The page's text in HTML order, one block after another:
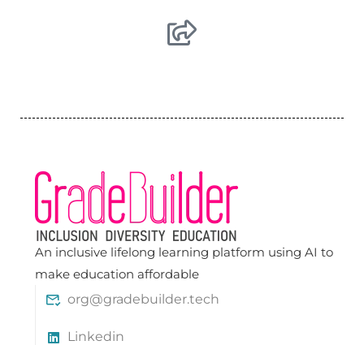
An inclusive lifelong learning platform using AI to
make education affordable
org@gradebuilder.tech
Linkedin